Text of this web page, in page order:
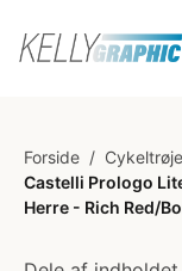
Forside /
Castelli Prologo
Herre - Rich Red/